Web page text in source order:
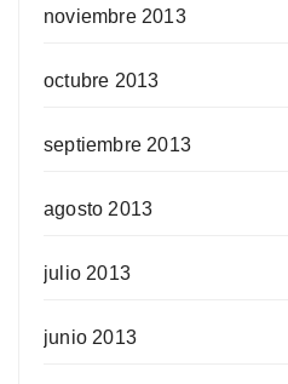
noviembre 2013
octubre 2013
septiembre 2013
agosto 2013
julio 2013
junio 2013